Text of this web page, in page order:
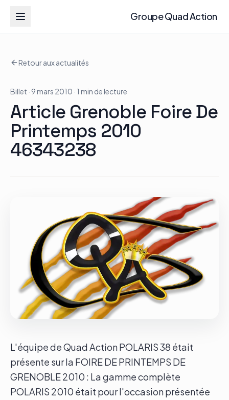
Groupe Quad Action
Accueil
RZR
ATV
RGR
Actualités
Le groupe
Contact
Retour aux actualités
Billet · 9 mars 2010 · 1 min de lecture
Article Grenoble Foire De
Printemps 2010
46343238
L'équipe de Quad Action POLARIS 38 était
présente sur la FOIRE DE PRINTEMPS DE
GRENOBLE 2010 : La gamme complète
POLARIS 2010 était pour l'occasion présentée